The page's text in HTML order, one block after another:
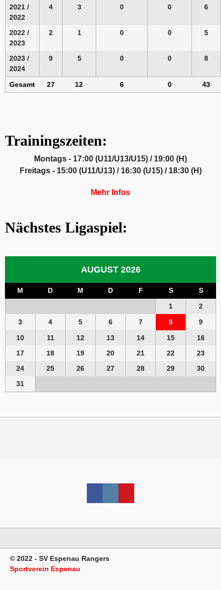
2021 /
2022
4 3 0 0 6
2022 /
2023
2 1 0 0 5
2023 /
2024
9 5 0 0 8
Gesamt 27 12 6 0 43
Trainingszeiten:
Montags - 17:00 (U11/U13/U15) / 19:00 (H)
Freitags - 15:00 (U11/U13) / 16:30 (U15) / 18:30 (H)
Mehr Infos
Nächstes Ligaspiel:
AUGUST 2026
M D M D F S
S
1
2
3
4 5 6 7 8
9
10
11 12 13 14 15
16
17
18 19 20 21 22
23
24
25 26 27 28 29
30
31
© 2022 - SV Espenau Rangers
Sportverein Espenau